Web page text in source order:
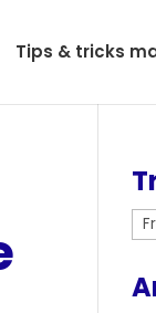
Tips & tricks